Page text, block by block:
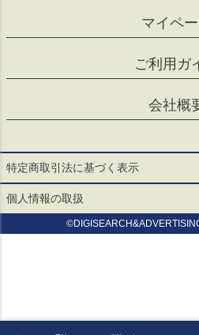
マイペ
ご利用ガ
会社概
特定商取引法に基づく表示
個人情報の取扱